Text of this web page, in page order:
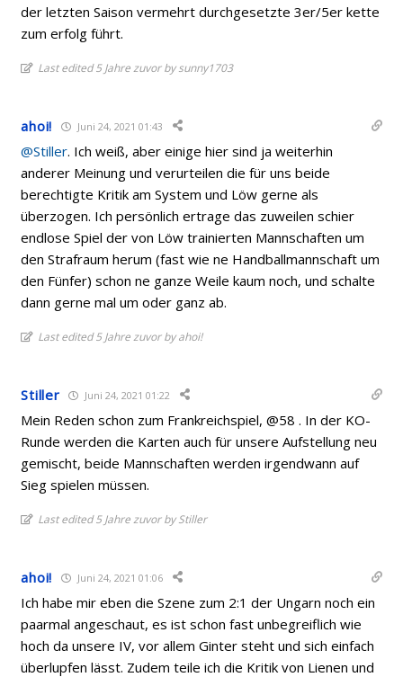
der letzten Saison vermehrt durchgesetzte 3er/5er kette
zum erfolg führt.
Last edited 5 Jahre zuvor by sunny1703
ahoi! Juni 24, 2021 01:43
@Stiller. Ich weiß, aber einige hier sind ja weiterhin
anderer Meinung und verurteilen die für uns beide
berechtigte Kritik am System und Löw gerne als
überzogen. Ich persönlich ertrage das zuweilen schier
endlose Spiel der von Löw trainierten Mannschaften um
den Strafraum herum (fast wie ne Handballmannschaft um
den Fünfer) schon ne ganze Weile kaum noch, und schalte
dann gerne mal um oder ganz ab.
Last edited 5 Jahre zuvor by ahoi!
Stiller Juni 24, 2021 01:22
Mein Reden schon zum Frankreichspiel, @58 . In der KO-
Runde werden die Karten auch für unsere Aufstellung neu
gemischt, beide Mannschaften werden irgendwann auf
Sieg spielen müssen.
Last edited 5 Jahre zuvor by Stiller
ahoi! Juni 24, 2021 01:06
Ich habe mir eben die Szene zum 2:1 der Ungarn noch ein
paarmal angeschaut, es ist schon fast unbegreiflich wie
hoch da unsere IV, vor allem Ginter steht und sich einfach
überlupfen lässt. Zudem teile ich die Kritik von Lienen und